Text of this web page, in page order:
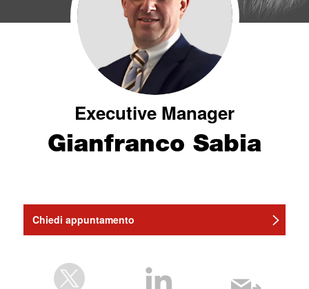
Executive Manager
Gianfranco Sabia
Chiedi appuntamento